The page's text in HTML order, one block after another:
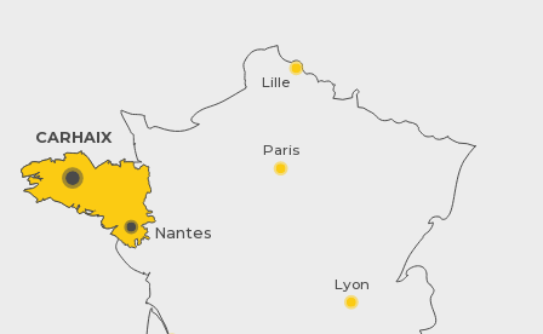
Paris
Lyon
Lille
Nantes
CARHAIX